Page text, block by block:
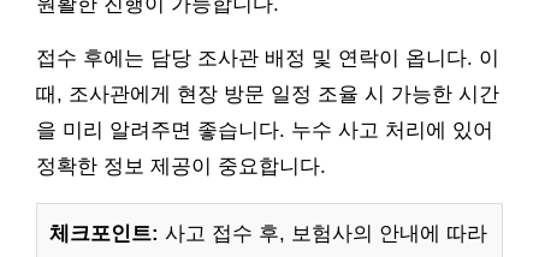
원활한 진행이 가능합니다.
접수 후에는 담당 조사관 배정 및 연락이 옵니다. 이
때, 조사관에게 현장 방문 일정 조율 시 가능한 시간
을 미리 알려주면 좋습니다. 누수 사고 처리에 있어
정확한 정보 제공이 중요합니다.
체크포인트: 사고 접수 후, 보험사의 안내에 따라